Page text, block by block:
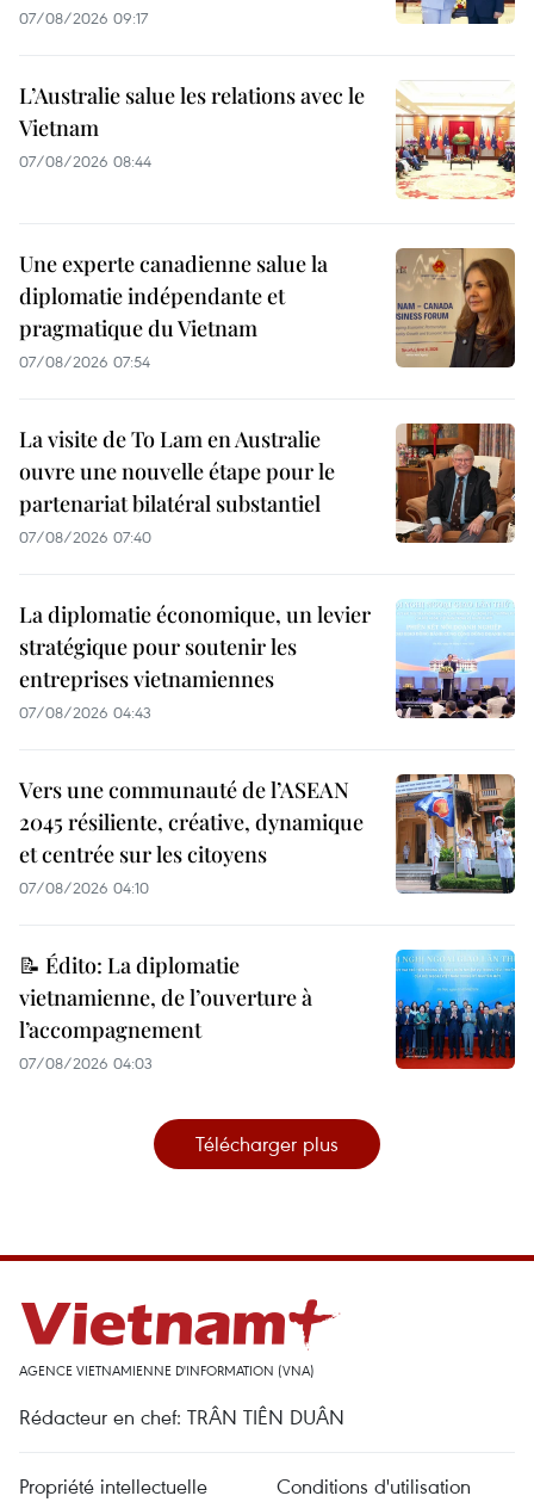
07/08/2026 09:17
L’Australie salue les relations avec le
Vietnam
07/08/2026 08:44
Une experte canadienne salue la
diplomatie indépendante et
pragmatique du Vietnam
07/08/2026 07:54
La visite de To Lam en Australie
ouvre une nouvelle étape pour le
partenariat bilatéral substantiel
07/08/2026 07:40
La diplomatie économique, un levier
stratégique pour soutenir les
entreprises vietnamiennes
07/08/2026 04:43
Vers une communauté de l’ASEAN
2045 résiliente, créative, dynamique
et centrée sur les citoyens
07/08/2026 04:10
📝 Édito: La diplomatie
vietnamienne, de l’ouverture à
l’accompagnement
07/08/2026 04:03
Télécharger plus
AGENCE VIETNAMIENNE D'INFORMATION (VNA)
Rédacteur en chef: TRÂN TIÊN DUÂN
Propriété intellectuelle Conditions d'utilisation